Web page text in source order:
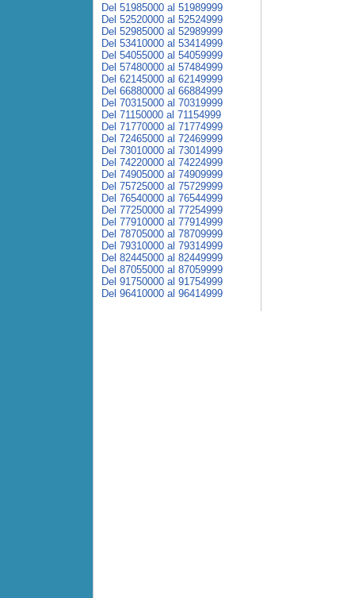
Del 51985000 al 51989999
Del 52520000 al 52524999
Del 52985000 al 52989999
Del 53410000 al 53414999
Del 54055000 al 54059999
Del 57480000 al 57484999
Del 62145000 al 62149999
Del 66880000 al 66884999
Del 70315000 al 70319999
Del 71150000 al 71154999
Del 71770000 al 71774999
Del 72465000 al 72469999
Del 73010000 al 73014999
Del 74220000 al 74224999
Del 74905000 al 74909999
Del 75725000 al 75729999
Del 76540000 al 76544999
Del 77250000 al 77254999
Del 77910000 al 77914999
Del 78705000 al 78709999
Del 79310000 al 79314999
Del 82445000 al 82449999
Del 87055000 al 87059999
Del 91750000 al 91754999
Del 96410000 al 96414999